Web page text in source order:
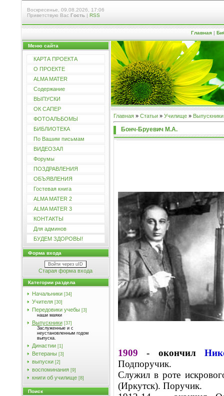
Воскресенье, 09.08.2026, 17:06
Приветствую Вас Гость| RSS
Главная|
Меню сайта
КАРТА ПРОЕКТА
О ПРОЕКТЕ
ALMA MATER
Содержание
ВЫПУСКИ
ОК САПЕР
ФОТОАЛЬБОМЫ
БИБЛИОТЕКА
По Вашим письмам
ВИДЕОЗАЛ
Форумы
ПОЗДРАВЛЕНИЯ
ОБЪЯВЛЕНИЯ
Гостевая книга
ALMA MATER 2
ALMA MATER 3
КОНТАКТЫ
Для админов
БУДЕМ ЗДОРОВЫ!
Форма входа
Войти через uID
Старая форма входа
Категории раздела
Начальники [34]
Учителя [30]
Передовики учебы [3]
наши маяки
Выпускники [37]
Заслуженные и с
неустановленным годом
выпуска.
Династии [1]
Ветераны [3]
выпуски [2]
воспоминания [9]
книги об училище [8]
Поиск
Главная» Статьи» Училищe» Выпускники
Бонч-Бруевич М.А.
1909 - окончил
Подпоручик.
Служил в роте
(Иркутск). Поручик.